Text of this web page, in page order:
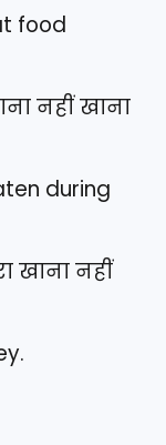
food
नहीं खाना
during
खाना नहीं